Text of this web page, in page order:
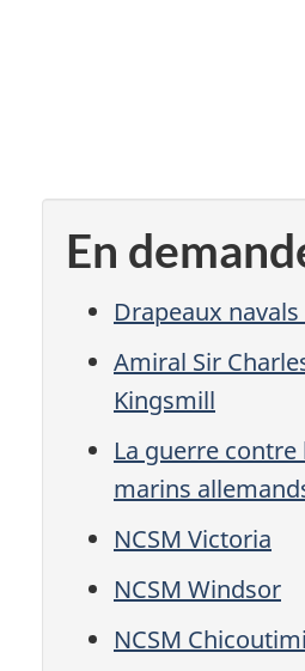
En
Drapeaux
Amiral Sir
Kingsmill
La guerre contre
marins
NCSM Victoria
NCSM Windsor
NCSM Chicoutimi